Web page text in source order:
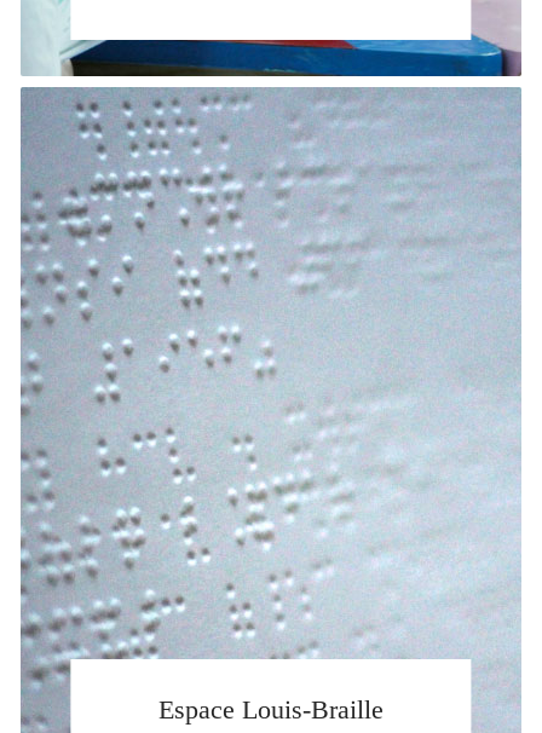
Espace Louis-Braille